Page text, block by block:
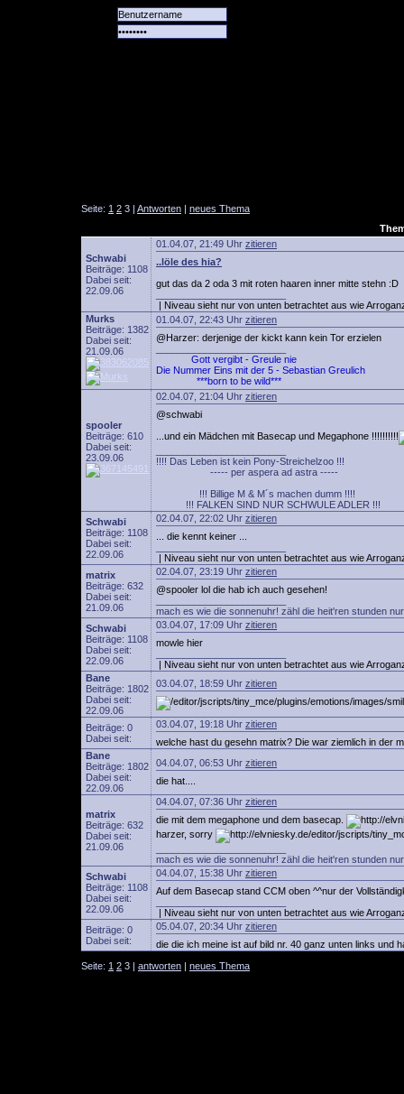
Seite: 1 2 3 | Antworten | neues Thema
Schwabi
Beiträge: 1108
Dabei seit:
22.09.06
01.04.07, 21:49 Uhr zitieren
..löle des hia?
gut das da 2 oda 3 mit roten haaren inner mitte stehn :D
| Niveau sieht nur von unten betrachtet aus wie
Murks
Beiträge: 1382
Dabei seit:
21.09.06
01.04.07, 22:43 Uhr zitieren
@Harzer: derjenige der kickt kann kein Tor erzielen
Gott vergibt - Greule nie
Die Nummer Eins mit der 5 - Sebastian Greulich
***born to be wild***
spooler
Beiträge: 610
Dabei seit:
23.09.06
02.04.07, 21:04 Uhr zitieren
@schwabi
...und ein Mädchen mit Basecap und Megaphone !!!!!!!!!!
!!!! Das Leben ist kein Pony-Streichelzoo !!!
----- per aspera ad astra -----
!!! Billige M & M´s machen dumm !!!!
!!! FALKEN SIND NUR SCHWULE ADLER !!!
Schwabi
Beiträge: 1108
Dabei seit:
22.09.06
02.04.07, 22:02 Uhr zitieren
... die kennt keiner ...
| Niveau sieht nur von unten betrachtet aus wie
matrix
Beiträge: 632
Dabei seit:
21.09.06
02.04.07, 23:19 Uhr zitieren
@spooler lol die hab ich auch gesehen!
mach es wie die sonnenuhr! zähl die heit'ren stunden
Schwabi
Beiträge: 1108
Dabei seit:
22.09.06
03.04.07, 17:09 Uhr zitieren
mowle hier
| Niveau sieht nur von unten betrachtet aus wie
Bane
Beiträge: 1802
Dabei seit:
22.09.06
03.04.07, 18:59 Uhr zitieren
Beiträge: 0
Dabei seit:
03.04.07, 19:18 Uhr zitieren
welche hast du gesehn matrix? Die war ziemlich in der
Bane
Beiträge: 1802
Dabei seit:
22.09.06
04.04.07, 06:53 Uhr zitieren
die hat....
matrix
Beiträge: 632
Dabei seit:
21.09.06
04.04.07, 07:36 Uhr zitieren
die mit dem megaphone und dem basecap.
harzer, sorry
mach es wie die sonnenuhr! zähl die heit'ren stunden
Schwabi
Beiträge: 1108
Dabei seit:
22.09.06
04.04.07, 15:38 Uhr zitieren
Auf dem Basecap stand CCM oben ^^nur der
| Niveau sieht nur von unten betrachtet aus wie
Beiträge: 0
Dabei seit:
05.04.07, 20:34 Uhr zitieren
die die ich meine ist auf bild nr. 40 ganz unten links
Seite: 1 2 3 | antworten | neues Thema